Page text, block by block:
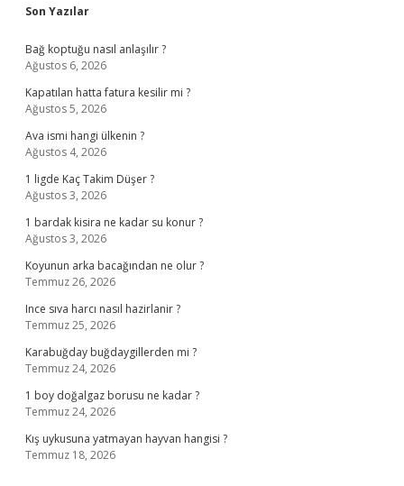
Sidebar
Son Yazılar
Bağ koptuğu nasıl anlaşılır ?
Ağustos 6, 2026
Kapatılan hatta fatura kesilir mi ?
Ağustos 5, 2026
Ava ismi hangi ülkenin ?
Ağustos 4, 2026
1 ligde Kaç Takim Düşer ?
Ağustos 3, 2026
1 bardak kisira ne kadar su konur ?
Ağustos 3, 2026
Koyunun arka bacağından ne olur ?
Temmuz 26, 2026
Ince sıva harcı nasıl hazirlanir ?
Temmuz 25, 2026
Karabuğday buğdaygillerden mi ?
Temmuz 24, 2026
1 boy doğalgaz borusu ne kadar ?
Temmuz 24, 2026
Kış uykusuna yatmayan hayvan hangisi ?
Temmuz 18, 2026